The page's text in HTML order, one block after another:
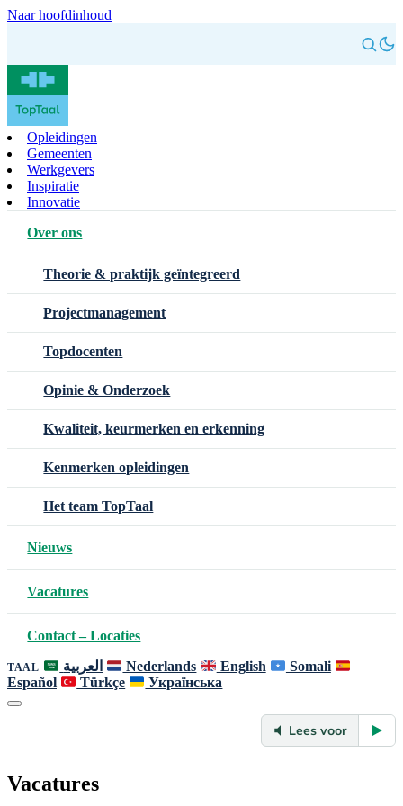
Naar hoofdinhoud
Opleidingen
Gemeenten
Werkgevers
Inspiratie
Innovatie
Over ons
Theorie & praktijk geïntegreerd
Projectmanagement
Topdocenten
Opinie & Onderzoek
Kwaliteit, keurmerken en erkenning
Kenmerken opleidingen
Het team TopTaal
Nieuws
Vacatures
Contact – Locaties
TAAL العربية Nederlands English
Somali
Español
Türkçe Українська
Lees voor
Vacatures